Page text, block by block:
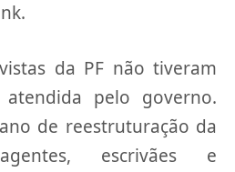
da PF não tiveram
atendida pelo governo.
de reestruturação da
escrivães e